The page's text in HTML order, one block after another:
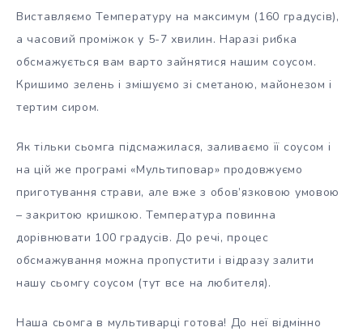
Виставляємо Температуру на максимум (160 градусів),
а часовий проміжок у 5-7 хвилин. Наразі рибка
обсмажується вам варто зайнятися нашим соусом.
Кришимо зелень і змішуємо зі сметаною, майонезом і
тертим сиром.
Як тільки сьомга підсмажилася, заливаємо її соусом і
на цій же програмі «Мультиповар» продовжуємо
приготування страви, але вже з обов’язковою умовою
– закритою кришкою. Температура повинна
дорівнювати 100 градусів. До речі, процес
обсмажування можна пропустити і відразу залити
нашу сьомгу соусом (тут все на любителя).
Наша сьомга в мультиварці готова! До неї відмінно